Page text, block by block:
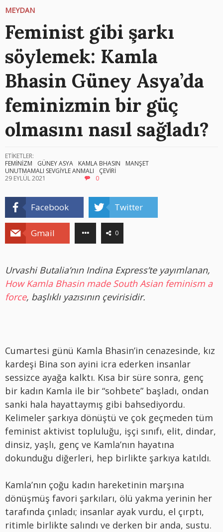
MEYDAN
Feminist gibi şarkı
söylemek: Kamla
Bhasin Güney Asya’da
feminizmin bir güç
olmasını nasıl sağladı?
ETİKETLER:
FEMİNİZM
GÜNEY ASYA KAMLA BHASIN
MANŞET
UNUTMAMALI SEVGİYLE ANMALI
ÇEVİRİ
29 EYLÜL 2021
0
Facebook Twitter
Gmail 0
Urvashi Butalia’nın Indina Express’te yayımlanan,
How Kamla Bhasin made South Asian feminism a
force, başlıklı yazısının çevirisidir.
Cumartesi günü Kamla Bhasin’in cenazesinde, kız
kardeşi Bina son ayini icra ederken insanlar
sessizce ayağa kalktı. Kısa bir süre sonra, genç
bir kadın Kamla ile bir “sohbete” başladı, ondan
sanki hala hayattaymış gibi bahsediyordu.
Kelimeler şarkıya dönüştü ve çok geçmeden tüm
feminist aktivist topluluğu, işçi sınıfı, elit, dindar,
dinsiz, yaşlı, genç ve Kamla’nın hayatına
dokunduğu diğerleri, hep birlikte şarkıya katıldı.
Kamla’nın çoğu kadın hareketinin marşına
dönüşmüş favori şarkıları, ölü yakma yerinin her
tarafında çınladı; insanlar ayak vurdu, el çırptı,
ritimle birlikte salındı ve derken bir anda, sustu.